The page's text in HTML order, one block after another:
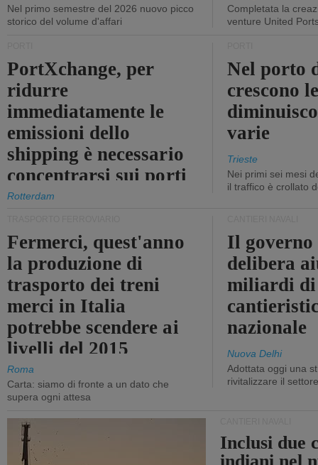
Nel primo semestre del 2026 nuovo picco
storico del volume d'affari
Completata la
venture United
PortXchange, per
ridurre
immediatamente le
emissioni dello
shipping è necessario
concentrarsi sui porti
Rotterdam
Nel porto
crescono
varie
Trieste
Nei primi sei mesi
il traffico è crollato
Fermerci, quest'anno
la produzione di
trasporto dei treni
merci in Italia
potrebbe scendere ai
livelli del 2015
Roma
Carta: siamo di fronte a un dato che
supera ogni attesa
Il
delibera
miliardi
nazionale
Nuova Delhi
Adottata oggi una
rivitalizzare il settore
Inclusi due